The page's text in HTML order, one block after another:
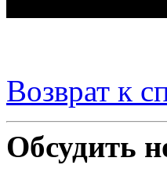
Возврат к
Обсудить